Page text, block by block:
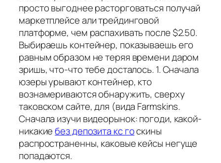
просто выгоднее расторговаться получай
маркетплейсе али трейдинговой
платформе, чем распахивать после $2.50.
Выбираешь контейнер, показываешь его
равным образом не теряя времени даром
зришь, что-что тебе досталось. 1. Сначала
юзеры урывают контейнер, кто
вознамериваются обнаружить, сверху
таковском сайте, для (вида Farmskins.
Сначала изучи видеорынок: погоди, какой-
никакиебез депозита кс госкины
распространенны, каковые кейсы негуще
попадаются.